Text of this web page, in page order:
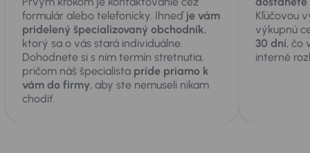
formulár alebo telefonicky. Ihneď je vám
pridelený špecializovaný obchodník,
ktorý sa o vás stará individuálne.
Dohodnete si s ním termín stretnutia,
pričom náš špecialista príde priamo k
vám do firmy, aby ste nemuseli nikam
chodiť.
Kľúčovou
výkupnú
30 dní, čo
interné